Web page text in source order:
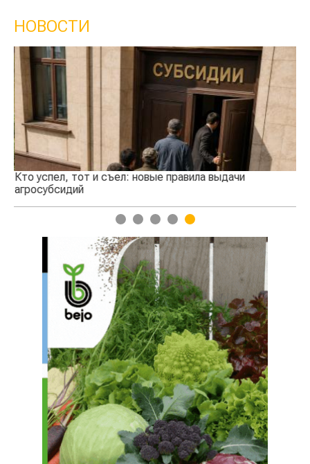
НОВОСТИ
Кто успел, тот и съел: новые правила выдачи
агросубсидий
1 2 3 4 5